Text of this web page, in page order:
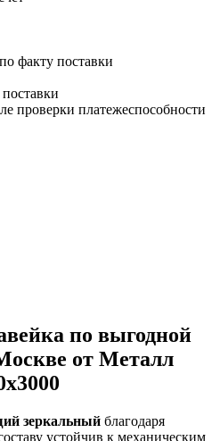
факту поставки
проверки платежеспособности
по выгодной
от Металл
зеркальный благодаря
устойчив к механическим